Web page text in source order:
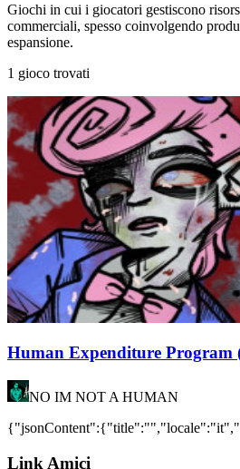
Giochi in cui i giocatori gestiscono
commerciali, spesso coinvolgendo
espansione.
1 gioco trovati
Human Expenditure Program
NO IM NOT A HUMAN
Link Amici